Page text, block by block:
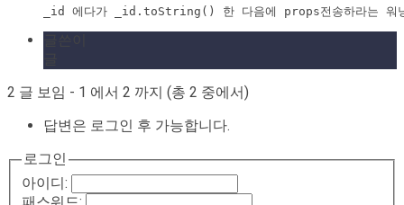
_id 에다가 _id.toString() 한 다음에 props전송하라는 워
2 글 보임 - 1 에서 2 까지 (총 2 중에서)
답변은 로그인 후 가능합니다.
로그인
아이디:
패스워드: